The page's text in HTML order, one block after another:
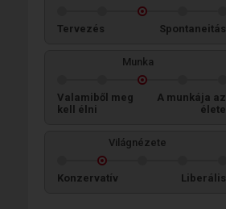
Tervezés Spontaneitás
Munka
Valamiből meg
kell élni
A munkája az
élete
Világnézete
Konzervatív Liberális